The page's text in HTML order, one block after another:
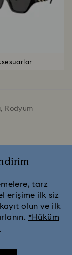
Rodyum
tarz
erişime ilk siz
olun ve ilk
*Hüküm